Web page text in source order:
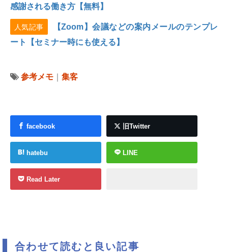
感謝される働き方【無料】
人気記事
【Zoom】会議などの案内メールのテンプレ
ート【セミナー時にも使える】
参考メモ 集客
facebook 旧Twitter
hatebu LINE
Read Later
合わせて読むと良い記事